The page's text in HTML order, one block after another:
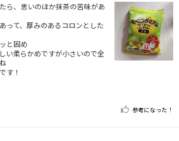
ら、思いのほか抹茶の苦味があ
って、厚みのあるコロンとした
と固め
い柔らかめですが小さいので全
す！
参考になった！